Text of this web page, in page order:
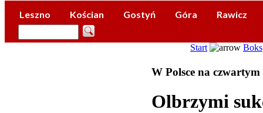
Leszno Kościan Gostyń Góra Rawicz
Start Boks
W Polsce na
Olbrzymi